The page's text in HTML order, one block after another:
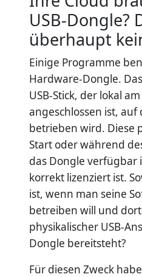
USB-Dongle?
überhaupt
Einige Programme
Hardware-Dongle.
USB-Stick, der lokal
angeschlossen ist, auf
betrieben wird. Diese
Start oder während
das Dongle verfügbar
korrekt lizenziert ist.
ist, wenn man seine
betreiben will und
physikalischer USB-
Dongle bereitsteht?
Für diesen Zweck